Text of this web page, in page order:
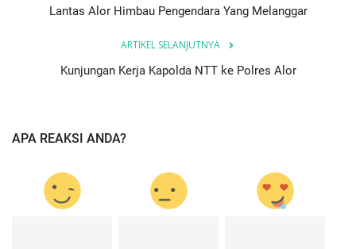
Lantas Alor Himbau Pengendara Yang Melanggar
ARTIKEL SELANJUTNYA
Kunjungan Kerja Kapolda NTT ke Polres Alor
APA REAKSI ANDA?